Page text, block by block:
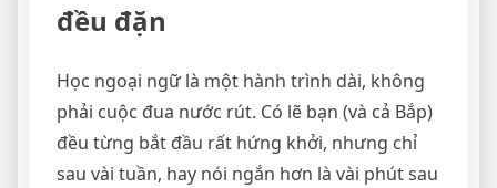
đều đặn
Học ngoại ngữ là một hành trình dài, không
phải cuộc đua nước rút. Có lẽ bạn (và cả Bắp)
đều từng bắt đầu rất hứng khởi, nhưng chỉ
sau vài tuần, hay nói ngắn hơn là vài phút sau